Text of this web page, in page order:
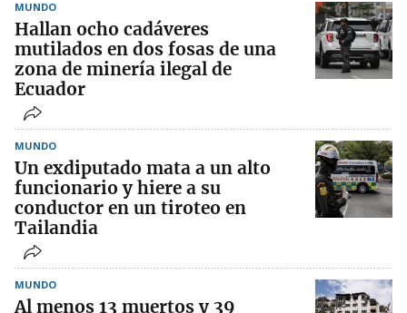
MUNDO
Hallan ocho cadáveres
mutilados en dos fosas de una
zona de minería ilegal de
Ecuador
MUNDO
Un exdiputado mata a un alto
funcionario y hiere a su
conductor en un tiroteo en
Tailandia
MUNDO
Al menos 13 muertos y 39